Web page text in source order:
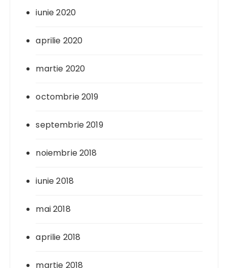
iunie 2020
aprilie 2020
martie 2020
octombrie 2019
septembrie 2019
noiembrie 2018
iunie 2018
mai 2018
aprilie 2018
martie 2018